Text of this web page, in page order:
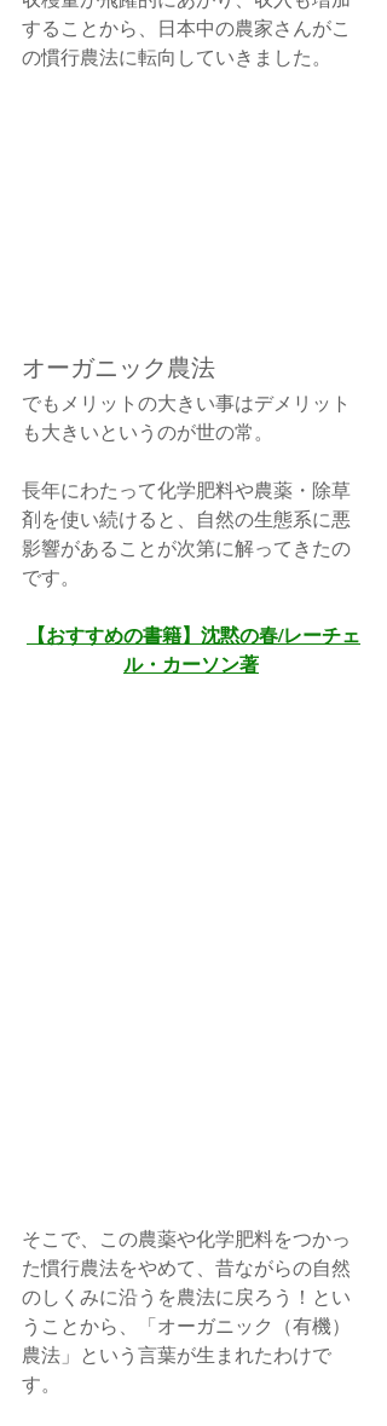
することから、日本中の農家さんがこ
の慣行農法に転向していきました。
オーガニック農法
でもメリットの大きい事はデメリット
も大きいというのが世の常。
長年にわたって化学肥料や農薬・除草
剤を使い続けると、自然の生態系に悪
影響があることが次第に解ってきたの
です。
【おすすめの書籍】沈黙の春/レーチェ
ル・カーソン著
そこで、この農薬や化学肥料をつかっ
た慣行農法をやめて、昔ながらの自然
のしくみに沿うを農法に戻ろう！とい
うことから、「オーガニック（有機）
農法」という言葉が生まれたわけで
す。